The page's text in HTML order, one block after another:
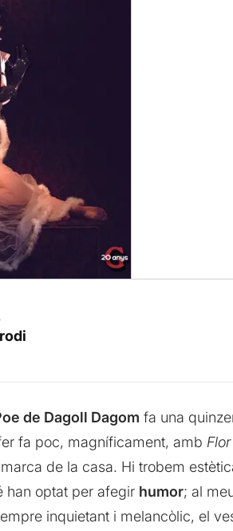
de Dagoll Dagom fa una
fa poc, magníficament, amb
de la casa. Hi trobem
han optat per afegir humor; al
inquietant i melancòlic, el